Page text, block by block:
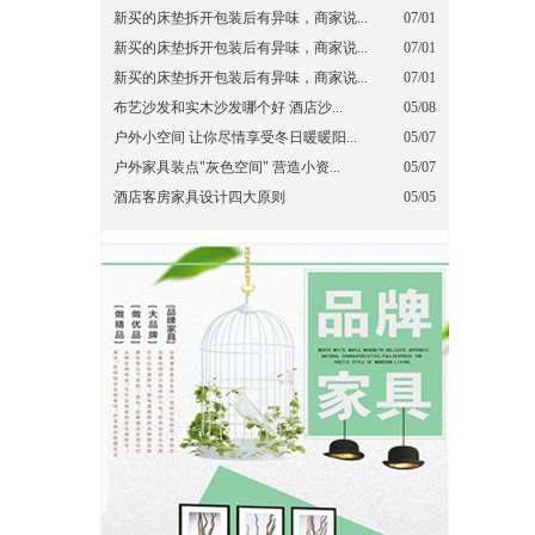
07/01
新买的床垫拆开包装后有异味，商家说...
07/01
新买的床垫拆开包装后有异味，商家说...
07/01
新买的床垫拆开包装后有异味，商家说...
05/08
布艺沙发和实木沙发哪个好 酒店沙...
05/07
户外小空间 让你尽情享受冬日暖暖阳...
05/07
户外家具装点"灰色空间" 营造小资...
05/05
酒店客房家具设计四大原则